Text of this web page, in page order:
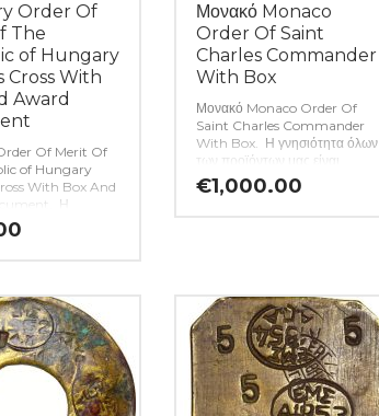
Order Of
The
of Hungary
Cross With
Award
Of Merit Of
of Hungary
With Box And
Η
των
είναι εγγυημένη
(Κωδ.
Μονακό Monaco
Order Of Saint
Charles Commander
With Box
Μονακό Monaco Order Of
Saint Charles Commander
With Box. Η γνησιότητα όλων
των προϊόντων μας είναι
εγγυημένη εφ όρου ζωής ενώ
τυχόν ιδιαιτερότητες –
€1,000.00